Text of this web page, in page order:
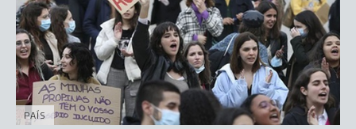
PAÍS